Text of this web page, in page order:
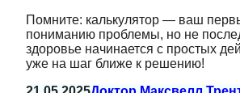
Помните: калькулятор — ваш
пониманию проблемы, но не
здоровье начинается с простых
уже на шаг ближе к решению!